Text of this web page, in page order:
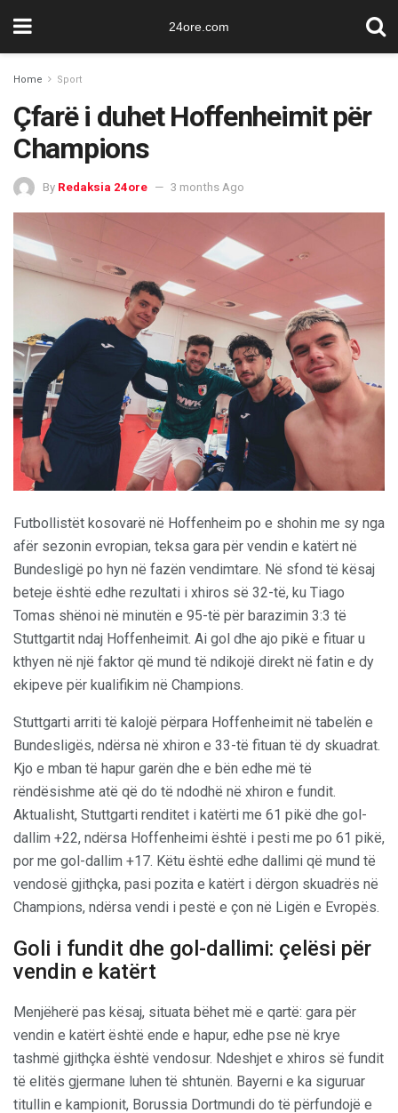
24ore.com
Home Sport
Çfarë i duhet Hoffenheimit për
Champions
By Redaksia 24ore 3 months Ago
Futbollistët kosovarë në Hoffenheim po e shohin me sy nga
afër sezonin evropian, teksa gara për vendin e katërt në
Bundesligë po hyn në fazën vendimtare. Në sfond të kësaj
beteje është edhe rezultati i xhiros së 32-të, ku Tiago
Tomas shënoi në minutën e 95-të për barazimin 3:3 të
Stuttgartit ndaj Hoffenheimit. Ai gol dhe ajo pikë e fituar u
kthyen në një faktor që mund të ndikojë direkt në fatin e dy
ekipeve për kualifikim në Champions.
Stuttgarti arriti të kalojë përpara Hoffenheimit në tabelën e
Bundesligës, ndërsa në xhiron e 33-të fituan të dy skuadrat.
Kjo e mban të hapur garën dhe e bën edhe më të
rëndësishme atë që do të ndodhë në xhiron e fundit.
Aktualisht, Stuttgarti renditet i katërti me 61 pikë dhe gol-
dallim +22, ndërsa Hoffenheimi është i pesti me po 61 pikë,
por me gol-dallim +17. Këtu është edhe dallimi që mund të
vendosë gjithçka, pasi pozita e katërt i dërgon skuadrës në
Champions, ndërsa vendi i pestë e çon në Ligën e Evropës.
Goli i fundit dhe gol-dallimi: çelësi për
vendin e katërt
Menjëherë pas kësaj, situata bëhet më e qartë: gara për
vendin e katërt është ende e hapur, edhe pse në krye
tashmë gjithçka është vendosur. Ndeshjet e xhiros së fundit
të elitës gjermane luhen të shtunën. Bayerni e ka siguruar
titullin e kampionit, Borussia Dortmundi do të përfundojë e